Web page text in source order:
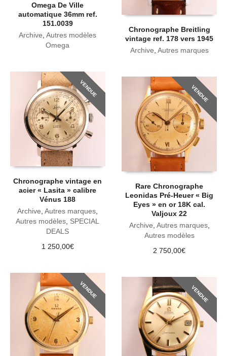
Omega De Ville
automatique 36mm ref.
151.0039
Archive ,Autres modèles
Omega
Chronographe Breitling
vintage ref. 178 vers 1945
Archive Autres marques
VENDUE
Chronographe vintage en
acier « Lasita » calibre
Vénus 188
Archive,Autres marques,
Autres modèles, SPECIAL
DEALS
1 250,00€
VENDUE
Rare Chronographe
Leonidas Pré-Heuer « Big
Eyes » en or 18K cal.
Valjoux 22
Archive, Autres marques,
Autres modèles
2 750,00€
VENDUE VENDUE